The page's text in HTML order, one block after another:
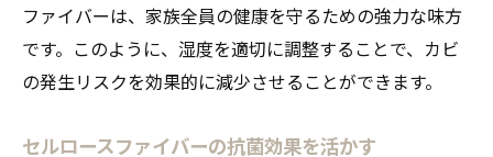
ファイバーは、家族全員の健康を守るための強力な味方
です。このように、湿度を適切に調整することで、カビ
の発生リスクを効果的に減少させることができます。
セルロースファイバーの抗菌効果を活かす